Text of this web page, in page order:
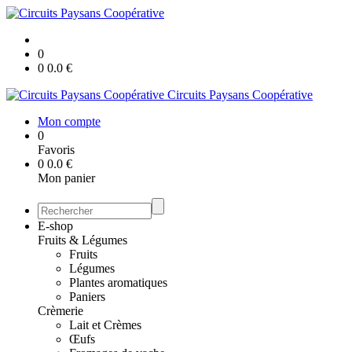
0
0 0.0 €
Circuits Paysans Coopérative
Mon compte
0
Favoris
0 0.0 €
Mon panier
E-shop
Fruits & Légumes
Fruits
Légumes
Plantes aromatiques
Paniers
Crèmerie
Lait et Crèmes
Œufs